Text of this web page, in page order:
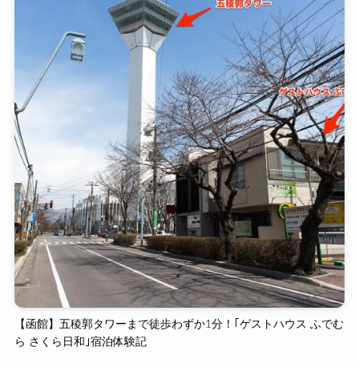
【函館】五稜郭タワーまで徒歩わずか1分！｢ゲストハウス ふでむ
ら さくら日和｣宿泊体験記